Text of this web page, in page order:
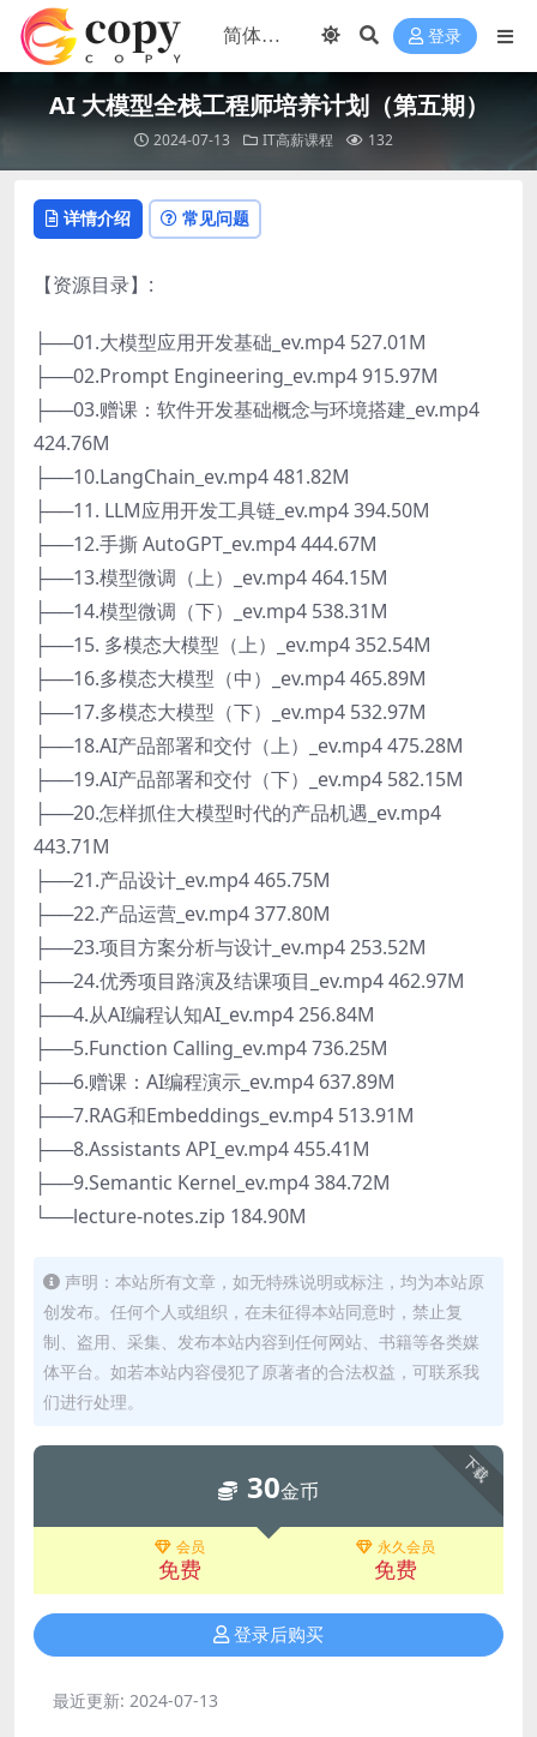
登录
AI 大模型全栈工程师培养计划（第五期）
2024-07-13 IT高薪课程 132
详情介绍 常见问题
【资源目录】:
├──01.大模型应用开发基础_ev.mp4 527.01M
├──02.Prompt Engineering_ev.mp4 915.97M
├──03.赠课：软件开发基础概念与环境搭建_ev.mp4
424.76M
├──10.LangChain_ev.mp4 481.82M
├──11. LLM应用开发工具链_ev.mp4 394.50M
├──12.手撕 AutoGPT_ev.mp4 444.67M
├──13.模型微调（上）_ev.mp4 464.15M
├──14.模型微调（下）_ev.mp4 538.31M
├──15. 多模态大模型（上）_ev.mp4 352.54M
├──16.多模态大模型（中）_ev.mp4 465.89M
├──17.多模态大模型（下）_ev.mp4 532.97M
├──18.AI产品部署和交付（上）_ev.mp4 475.28M
├──19.AI产品部署和交付（下）_ev.mp4 582.15M
├──20.怎样抓住大模型时代的产品机遇_ev.mp4
443.71M
├──21.产品设计_ev.mp4 465.75M
├──22.产品运营_ev.mp4 377.80M
├──23.项目方案分析与设计_ev.mp4 253.52M
├──24.优秀项目路演及结课项目_ev.mp4 462.97M
├──4.从AI编程认知AI_ev.mp4 256.84M
├──5.Function Calling_ev.mp4 736.25M
├──6.赠课：AI编程演示_ev.mp4 637.89M
├──7.RAG和Embeddings_ev.mp4 513.91M
├──8.Assistants API_ev.mp4 455.41M
├──9.Semantic Kernel_ev.mp4 384.72M
└──lecture-notes.zip 184.90M
声明：本站所有文章，如无特殊说明或标注，均为本站原
创发布。任何个人或组织，在未征得本站同意时，禁止复
制、盗用、采集、发布本站内容到任何网站、书籍等各类媒
体平台。如若本站内容侵犯了原著者的合法权益，可联系我
们进行处理。
下载
30金币
会员
免费
永久会员
免费
登录后购买
最近更新: 2024-07-13